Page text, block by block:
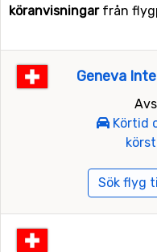
köranvisningarfrån
Geneva
Körtid
Sök flyg